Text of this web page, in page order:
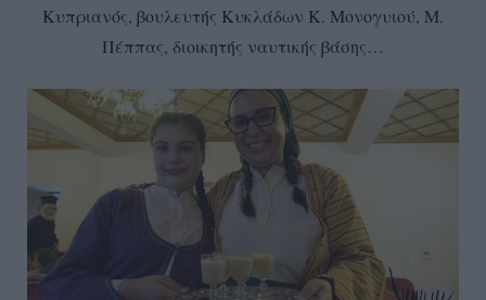
Κυπριανός, βουλευτής Κυκλάδων Κ. Μονογυιού, Μ.
Πέππας, διοικητής ναυτικής βάσης…